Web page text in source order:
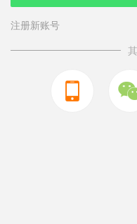
注册新账号
